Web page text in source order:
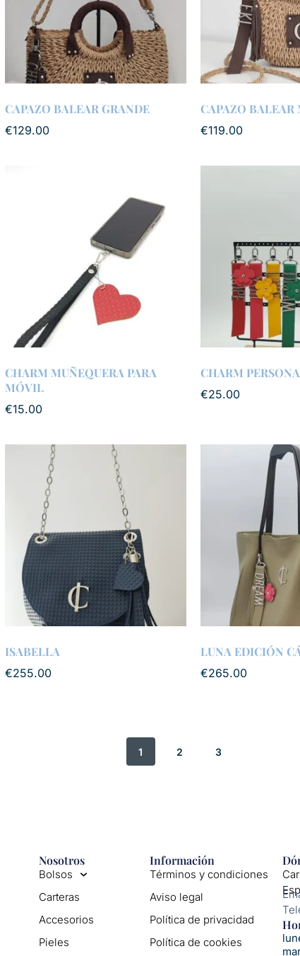
CAPAZO BALEAR GRANDE
€129.00
CAPAZO BALEAR
€119.00
CHARM MUÑEQUERA PARA
MÓVIL
€15.00
CHARM
€25.00
ISABELLA
€255.00
LUNA EDICIÓN
€265.00
1 2 3
Nosotros
Bolsos
Carteras
Accesorios
Pieles
Información
Términos y condiciones
Aviso legal
Política de privacidad
Política de cookies